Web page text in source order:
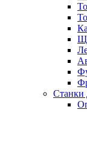
Станки